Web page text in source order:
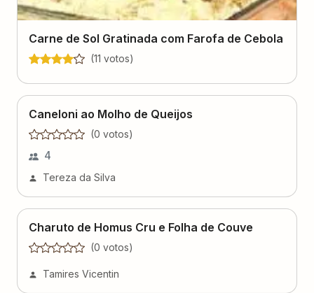
Carne de Sol Gratinada com Farofa de Cebola
(11 votos)
Caneloni ao Molho de Queijos
(0 votos)
4
Tereza da Silva
Charuto de Homus Cru e Folha de Couve
(0 votos)
Tamires Vicentin